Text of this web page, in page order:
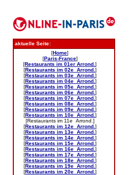
aktuelle Seite:
[Home]
[Paris-France]
[Restaurants im 01er Arrond.]
[Restaurants im 02e Arrond. ]
[Restaurants im 03e Arrond. ]
[Restaurants im 04e Arrond. ]
[Restaurants im 05e Arrond. ]
[Restaurants im 06e Arrond. ]
[Restaurants im 07e Arrond. ]
[Restaurants im 08e Arrond. ]
[Restaurants im 09e Arrond. ]
[Restaurants im 10e Arrond. ]
[Restaurants im 11e Arrond.]
[Restaurants im 12e Arrond. ]
[Restaurants im 13e Arrond. ]
[Restaurants im 14e Arrond. ]
[Restaurants im 15e Arrond. ]
[Restaurants im 16e Arrond. ]
[Restaurants im 17e Arrond. ]
[Restaurants im 18e Arrond. ]
[Restaurants im 19e Arrond. ]
[Restaurants im 20e Arrond. ]